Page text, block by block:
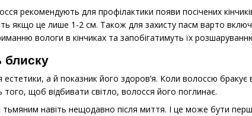
рекомендують для профілактики появи посічених
якщо це лише 1-2 см. Також для захисту пасм варто
вологи в кінчиках та запобігатимуть їх
блиску
а й показник його здоров’я. Коли волоссю бракує
того, щоб відбивати світло, волосся його поглинає.
тьмяним навіть нещодавно після миття. І це може бути